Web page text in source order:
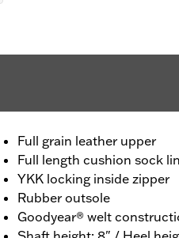
Full grain leather upper
Full length cushion sock
YKK locking inside zipper
Rubber outsole
Goodyear® welt